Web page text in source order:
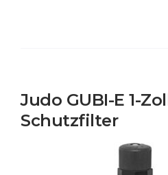
Judo GUBI-E 1-
Schutzfilter